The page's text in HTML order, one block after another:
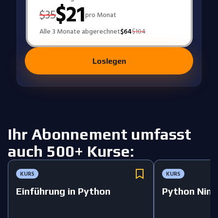
$35$21pro Monat
Alle 3 Monate abgerechnet$64$104
Loslegen
Ihr Abonnement umfasst
auch 500+ Kurse:
KURS
Einführung in Python
KURS
Python